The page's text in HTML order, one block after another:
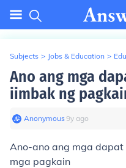
Subjects > Jobs & Education >
Ano ang mga
iimbak ng
Anonymous∙9y ago
Ano-ano ang mga
mga pagkain